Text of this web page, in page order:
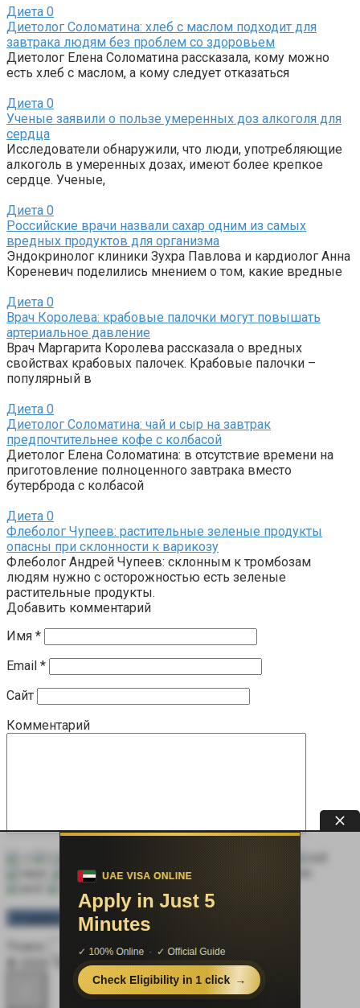
Диета 0
Диетолог Соломатина: хлеб с маслом подходит для
завтрака людям без проблем со здоровьем
Диетолог Елена Соломатина рассказала, кому можно
есть хлеб с маслом, а кому следует отказаться
Диета 0
Ученые заявили о пользе умеренных доз алкоголя для
сердца
Исследователи обнаружили, что люди, употребляющие
алкоголь в умеренных дозах, имеют более крепкое
сердце. Ученые,
Диета 0
Российские врачи назвали сахар одним из самых
вредных продуктов для организма
Эндокринолог клиники Зухра Павлова и кардиолог Анна
Кореневич поделились мнением о том, какие вредные
Диета 0
Врач Королева: крабовые палочки могут повышать
артериальное давление
Врач Маргарита Королева рассказала о вредных
свойствах крабовых палочек. Крабовые палочки –
популярный в
Диета 0
Диетолог Соломатина: чай и сыр на завтрак
предпочтительнее кофе с колбасой
Диетолог Елена Соломатина: в отсутствие времени на
приготовление полноценного завтрака вместо
бутерброда с колбасой
Диета 0
Флеболог Чупеев: растительные зеленые продукты
опасны при склонности к варикозу
Флеболог Андрей Чупеев: склонным к тромбозам
людям нужно с осторожностью есть зеленые
растительные продукты.
Добавить комментарий
Имя *
Email *
Сайт
Комментарий
Поиск:
© 2026 Терапевт Плюс